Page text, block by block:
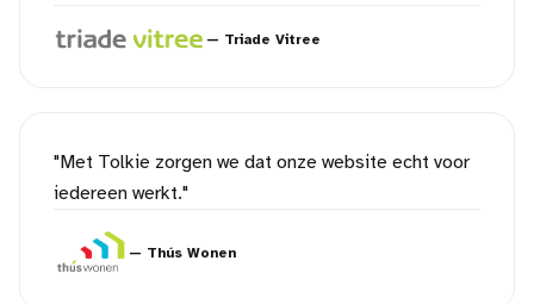
— Triade Vitree
"Met Tolkie zorgen we dat onze website echt voor
iedereen werkt."
— Thús Wonen